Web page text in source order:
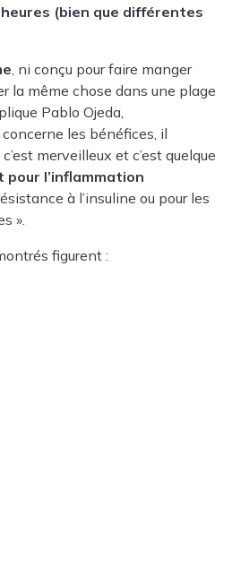
(bien que différentes
, ni conçu pour faire manger
la même chose dans une plage
Pablo Ojeda
les bénéfices, il
merveilleux et c’est quelque
pour l’inflammation
à l’insuline ou pour les
».
figurent :